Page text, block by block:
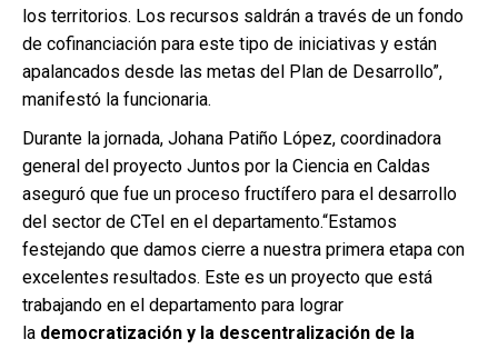
los territorios. Los recursos saldrán a través de un fondo
de cofinanciación para este tipo de iniciativas y están
apalancados desde las metas del Plan de Desarrollo”,
manifestó la funcionaria.
Durante la jornada, Johana Patiño López, coordinadora
general del proyecto Juntos por la Ciencia en Caldas
aseguró que fue un proceso fructífero para el desarrollo
del sector de CTeI en el departamento.“Estamos
festejando que damos cierre a nuestra primera etapa con
excelentes resultados. Este es un proyecto que está
trabajando en el departamento para lograr
la democratización y la descentralización de la